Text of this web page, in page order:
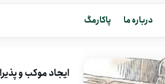
درباره ما پاکارمگ
ایجاد موکب و